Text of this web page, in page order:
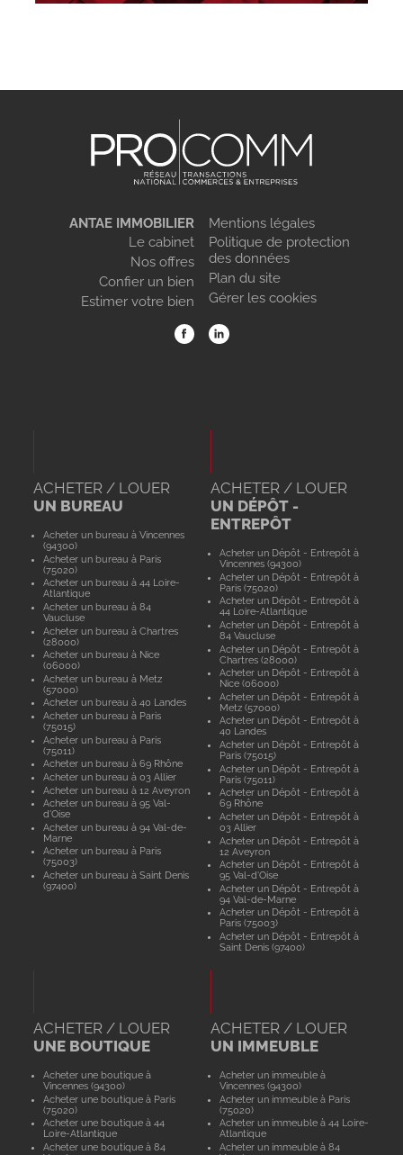
ANTAE IMMOBILIER
Le cabinet
Nos offres
Confier un bien
Estimer votre bien
Mentions légales
Politique de protection
des données
Plan du site
Gérer les cookies
ACHETER / LOUER
UN BUREAU
Acheter un bureau à Vincennes
(94300)
Acheter un bureau à Paris
(75020)
Acheter un bureau à 44 Loire-
Atlantique
Acheter un bureau à 84
Vaucluse
Acheter un bureau à Chartres
(28000)
Acheter un bureau à Nice
(06000)
Acheter un bureau à Metz
(57000)
Acheter un bureau à 40 Landes
Acheter un bureau à Paris
(75015)
Acheter un bureau à Paris
(75011)
Acheter un bureau à 69 Rhône
Acheter un bureau à 03 Allier
Acheter un bureau à 12 Aveyron
Acheter un bureau à 95 Val-
d'Oise
Acheter un bureau à 94 Val-de-
Marne
Acheter un bureau à Paris
(75003)
Acheter un bureau à Saint Denis
(97400)
ACHETER / LOUER
UN DÉPÔT -
ENTREPÔT
Acheter un Dépôt - Entrepôt à
Vincennes (94300)
Acheter un Dépôt - Entrepôt à
Paris (75020)
Acheter un Dépôt - Entrepôt à
44 Loire-Atlantique
Acheter un Dépôt - Entrepôt à
84 Vaucluse
Acheter un Dépôt - Entrepôt à
Chartres (28000)
Acheter un Dépôt - Entrepôt à
Nice (06000)
Acheter un Dépôt - Entrepôt à
Metz (57000)
Acheter un Dépôt - Entrepôt à
40 Landes
Acheter un Dépôt - Entrepôt à
Paris (75015)
Acheter un Dépôt - Entrepôt à
Paris (75011)
Acheter un Dépôt - Entrepôt à
69 Rhône
Acheter un Dépôt - Entrepôt à
03 Allier
Acheter un Dépôt - Entrepôt à
12 Aveyron
Acheter un Dépôt - Entrepôt à
95 Val-d'Oise
Acheter un Dépôt - Entrepôt à
94 Val-de-Marne
Acheter un Dépôt - Entrepôt à
Paris (75003)
Acheter un Dépôt - Entrepôt à
Saint Denis (97400)
ACHETER / LOUER
UNE BOUTIQUE
Acheter une boutique à
Vincennes (94300)
Acheter une boutique à Paris
(75020)
Acheter une boutique à 44
Loire-Atlantique
Acheter une boutique à 84
ACHETER / LOUER
UN IMMEUBLE
Acheter un immeuble à
Vincennes (94300)
Acheter un immeuble à Paris
(75020)
Acheter un immeuble à 44 Loire-
Atlantique
Acheter un immeuble à 84